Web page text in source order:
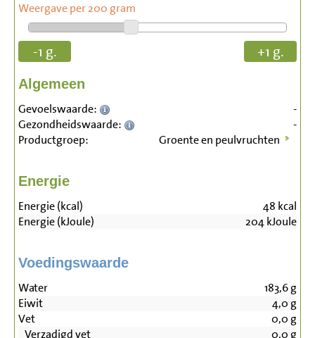
Weergave per 200 gram
-1 g. +1 g.
Algemeen
Gevoelswaarde:
-
Gezondheidswaarde:
-
Productgroep:
Groente en peulvruchten
Energie
Energie (kcal) 48 kcal
Energie (kJoule)
204kJoule
Voedingswaarde
Water 183,6g
Eiwit
4,0 g
Vet
0,0 g
Verzadigd vet
0,0 g